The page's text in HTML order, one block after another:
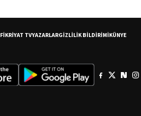
FİKRİYAT TVYAZARLARGİZLİLİK BİLDİRİMİKÜNYE